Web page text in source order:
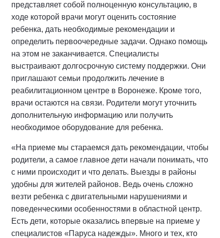
представляет собой полноценную консультацию, в
ходе которой врачи могут оценить состояние
ребенка, дать необходимые рекомендации и
определить первоочередные задачи. Однако помощь
на этом не заканчивается. Специалисты
выстраивают долгосрочную систему поддержки. Они
приглашают семьи продолжить лечение в
реабилитационном центре в Воронеже. Кроме того,
врачи остаются на связи. Родители могут уточнить
дополнительную информацию или получить
необходимое оборудование для ребенка.
«На приеме мы стараемся дать рекомендации, чтобы
родители, а самое главное дети начали понимать, что
с ними происходит и что делать. Выезды в районы
удобны для жителей районов. Ведь очень сложно
везти ребенка с двигательными нарушениями и
поведенческими особенностями в областной центр.
Есть дети, которые оказались впервые на приеме у
специалистов «Паруса надежды». Много и тех, кто